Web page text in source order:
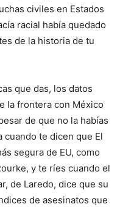
civiles en Estados
racial había quedado
de la historia de tu
que das, los datos
la frontera con México
de que no la habías
cuando te dicen que El
segura de EU, como
y te ríes cuando el
de Laredo, dice que su
de asesinatos que